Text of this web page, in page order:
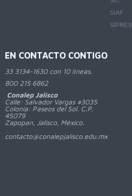
SIAF
SIPRES
EN CONTACTO CONTIGO
33 3134-1630 con 10 líneas.
800215 6862
Conalep Jalisco
Calle: Salvador Vargas #3035
Colonia: Paseos del Sol. C.P.
45079
Zapopan, Jalisco, México.
contacto@conalepjalisco.edu.mx